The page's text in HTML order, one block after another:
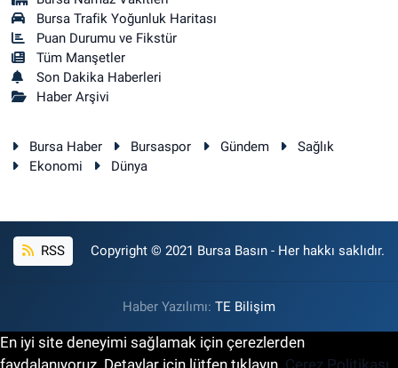
Bursa Trafik Yoğunluk Haritası
Puan Durumu ve Fikstür
Tüm Manşetler
Son Dakika Haberleri
Haber Arşivi
Bursa Haber Bursaspor Gündem
Sağlık
Ekonomi
Dünya
RSS Copyright © 2021 Bursa Basın - Her hakkı saklıdır.
Haber Yazılımı: TE Bilişim
En iyi site deneyimi sağlamak için çerezlerden
faydalanıyoruz. Detaylar için lütfen tıklayın. Çerez Politikası